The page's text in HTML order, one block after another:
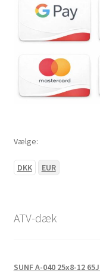
Vælge:
DKK EUR
ATV-dæk
SUNF A-040 25x8-12